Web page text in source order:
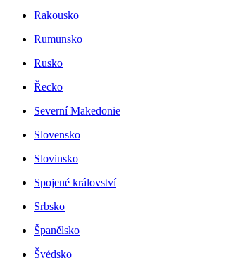
Rakousko
Rumunsko
Rusko
Řecko
Severní Makedonie
Slovensko
Slovinsko
Spojené království
Srbsko
Španělsko
Švédsko